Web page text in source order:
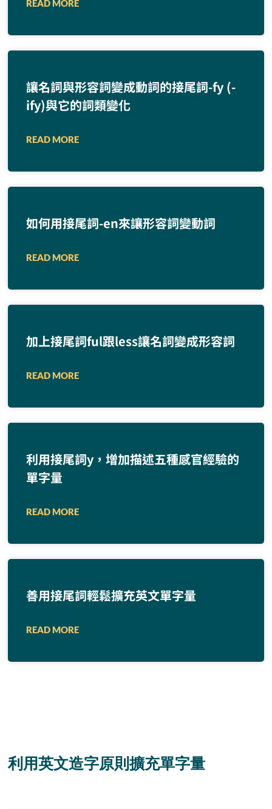
READ MORE
讓名詞與形容詞變成動詞的接尾詞-fy (-
ify)與它的詞類變化
READ MORE
如何用接尾詞-en來讓形容詞變動詞
READ MORE
加上接尾詞ful跟less讓名詞變成形容詞
READ MORE
利用接尾詞y，增加描述五種感官經驗的
單字量
READ MORE
善用接尾詞輕鬆擴充英文單字量
READ MORE
利用英文造字原則擴充單字量